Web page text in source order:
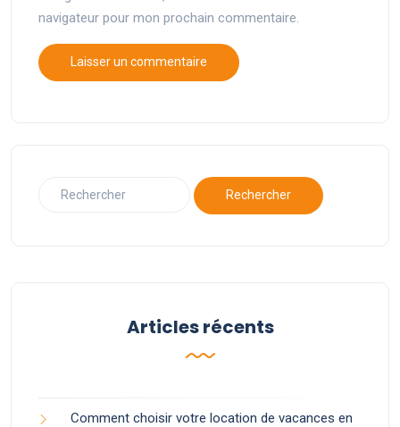
navigateur pour mon prochain commentaire.
Articles récents
Comment choisir votre location de vacances en